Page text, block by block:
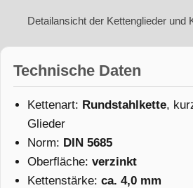
Detailansicht der Kettenglieder und
Technische Daten
Kettenart: Rundstahlkette,
Glieder
Norm: DIN 5685
Oberfläche: verzinkt
Kettenstärke: ca. 4,0 mm